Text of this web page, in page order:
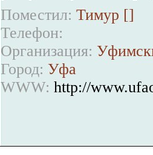
Поместил: Тимур []
Телефон:
Организация:
Город: Уфа
WWW: http://